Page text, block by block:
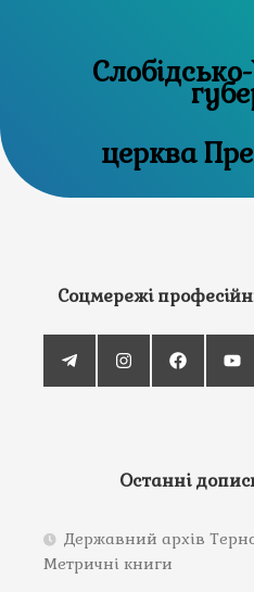
церква
Соцмережі
Останні
Державний архів
Метричні книги